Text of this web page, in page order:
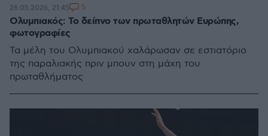
Ολυμπιακός: Το δείπνο των πρωταθλητών Ευρώπης,
φωτογραφίες
Τα μέλη του Ολυμπιακού χαλάρωσαν σε εστιατόριο
της παραλιακής πριν μπουν στη μάχη του
πρωταθλήματος
26.05.2026, 21:45 5